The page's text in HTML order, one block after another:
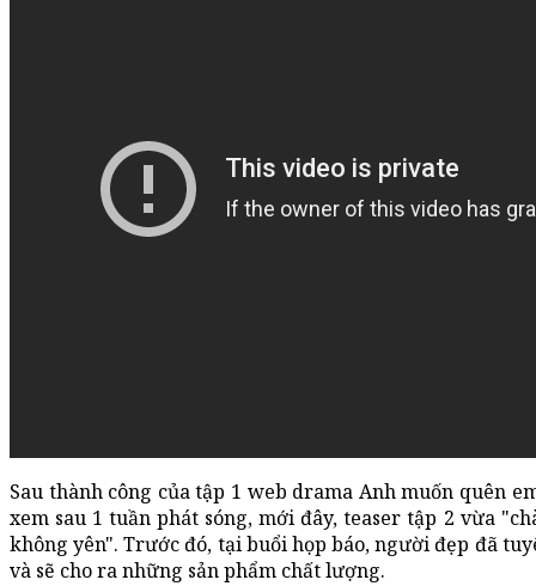
Sau thành công của tập 1 web drama Anh muốn quên
xem sau 1 tuần phát sóng, mới đây, teaser tập 2 vừa
không yên". Trước đó, tại buổi họp báo, người đẹp đã
và sẽ cho ra những sản phẩm chất lượng.